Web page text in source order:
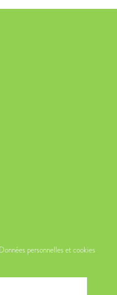
Données personnelles et cookies